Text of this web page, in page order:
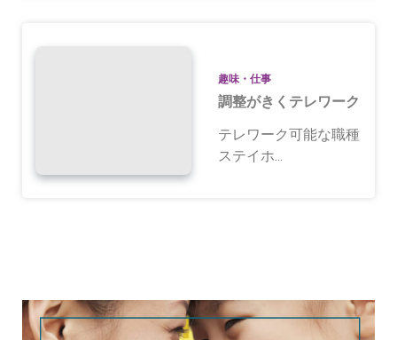
趣味・仕事
調整がきくテレワーク
テレワーク可能な職種
ステイホ...